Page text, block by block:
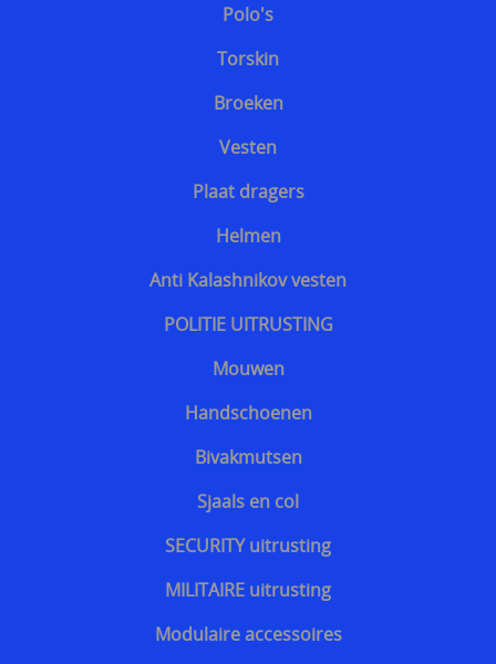
Voetbalsupporters
Buitenhoezen kogelwerende vesten
Beschermende pakketten voor in kogel en
steekwerend vest
Allerlei
Geschenkideeën
Veelgestelde vragen - FAQ - Vragen en antwoorden
Q&A
MERKEN
==================
Website vbrbelgium Octrooi Technologie
==================
Terreurdreiging 2024 Wagner terreuraanslag op
NATO landen
Terreurdreiging 2020
Polo's
Torskin
Broeken
Vesten
Plaat dragers
Helmen
Anti Kalashnikov vesten
POLITIE UITRUSTING
Mouwen
Handschoenen
Bivakmutsen
Sjaals en col
SECURITY uitrusting
MILITAIRE uitrusting
Modulaire accessoires